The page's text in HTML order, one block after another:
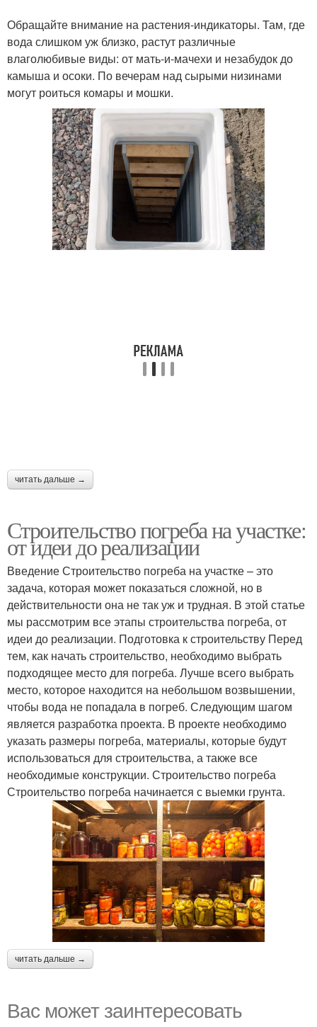
Обращайте внимание на растения-индикаторы. Там, где
вода слишком уж близко, растут различные
влаголюбивые виды: от мать-и-мачехи и незабудок до
камыша и осоки. По вечерам над сырыми низинами
могут роиться комары и мошки.
читать дальше →
Строительство погреба на участке:
от идеи до реализации
Введение Строительство погреба на участке – это
задача, которая может показаться сложной, но в
действительности она не так уж и трудная. В этой статье
мы рассмотрим все этапы строительства погреба, от
идеи до реализации. Подготовка к строительству Перед
тем, как начать строительство, необходимо выбрать
подходящее место для погреба. Лучше всего выбрать
место, которое находится на небольшом возвышении,
чтобы вода не попадала в погреб. Следующим шагом
является разработка проекта. В проекте необходимо
указать размеры погреба, материалы, которые будут
использоваться для строительства, а также все
необходимые конструкции. Строительство погреба
Строительство погреба начинается с выемки грунта.
читать дальше →
Вас может заинтересовать